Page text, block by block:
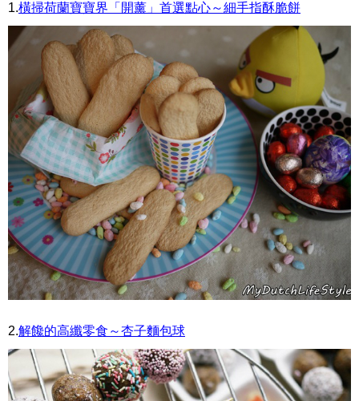
1.橫掃荷蘭寶寶界「開薰」首選點心～細手指酥脆餅
2.解饞的高纖零食～杏子麵包球